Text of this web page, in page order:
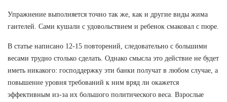
Упражнение выполняется точно так же, как и другие виды жима
гантелей. Сами кушали с удовольствием и ребенок смаковал с пюре.
В статье написано 12-15 повторений, следовательно с большими
весами трудно столько сделать. Однако смысла это действие не будет
иметь никакого: господдержку эти банки получат в любом случае, а
повышение уровня требований к ним вряд ли окажется
эффективным из-за их большого политического веса. Взрослые